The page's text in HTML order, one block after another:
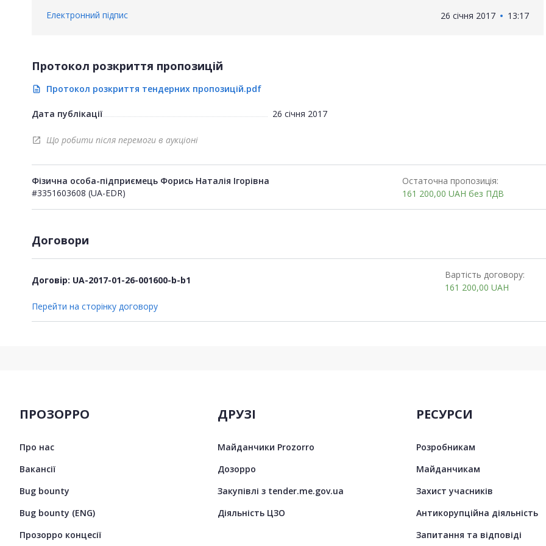
Електронний підпис 26 січня 2017 13:17
Протокол розкриття пропозицій
description Протокол розкриття тендерних пропозицій.pdf
Дата публікації 26 січня 2017
open_in_new Що робити після перемоги в аукціоні
Фізична особа-підприємець Форись Наталія Ігорівна
#3351603608 (UA-EDR)
Остаточна пропозиція:
161 200,00 UAH без ПДВ
Договори
Договір: UA-2017-01-26-001600-b-b1
Вартість договору:
161 200,00 UAH
Перейти на сторінку договору
ПРОЗОРРО
Про нас
Вакансії
Bug bounty
Bug bounty (ENG)
Прозорро концесії
ДРУЗІ
Майданчики Prozorro
Дозорро
Закупівлі з tender.me.gov.ua
Діяльність ЦЗО
РЕСУРСИ
Розробникам
Майданчикам
Захист учасників
Антикорупційна діяльність
Запитання та відповіді